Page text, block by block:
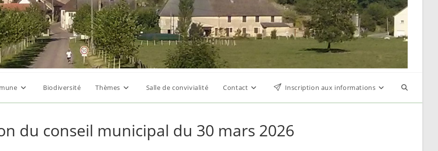
Biodiversité Thèmes Salle de convivialité Contact Inscription aux informations Toggle
du conseil municipal du 30 mars 2026